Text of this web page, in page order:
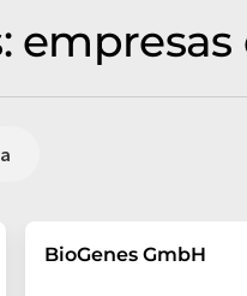
BioGenes GmbH